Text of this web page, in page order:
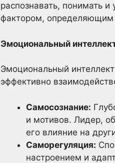
распознавать, понимать
фактором, определяющим
Эмоциональный
Эмоциональный
эффективно
Самосознание:
и мотивов. Лидер,
его влияние на
Саморегуляция:
настроением и